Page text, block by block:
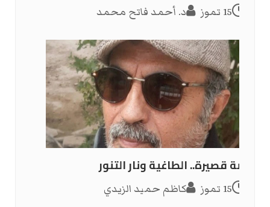
15 تموز د. أحمد فاتح محمد
قصة قصيرة.. الطاغية ونار التنور
15 تموز كاظم حميد الزيدي